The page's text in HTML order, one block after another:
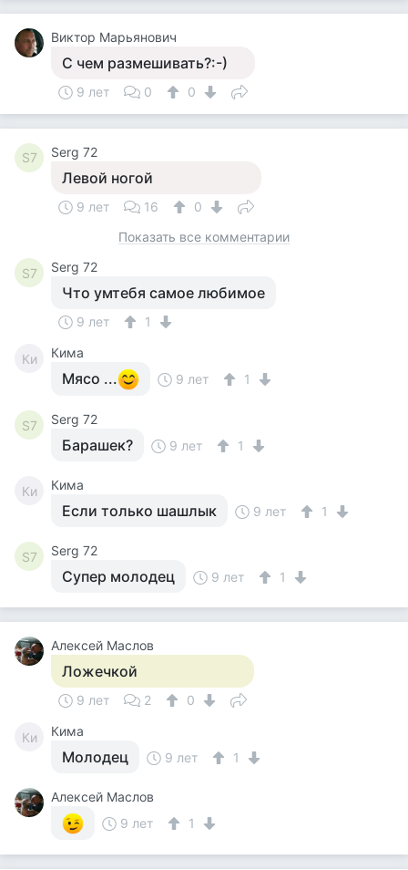
Виктор Марьянович
С чем размешивать?:-)
9 лет 0 0
S7 Serg 72
Левой ногой
9 лет 16
0
Показать все комментарии
S7 Serg 72
Что умтебя самое любимое
9 лет 1
Ки Кима
Мясо ... 9 лет 1
S7 Serg 72
Барашек? 9 лет 1
Ки Кима
Если только шашлык 9 лет 1
S7 Serg 72
Супер молодец 9 лет 1
Алексей Маслов
Ложечкой
9 лет 2 0
Ки Кима
Молодец 9 лет 1
Алексей Маслов
9 лет
1